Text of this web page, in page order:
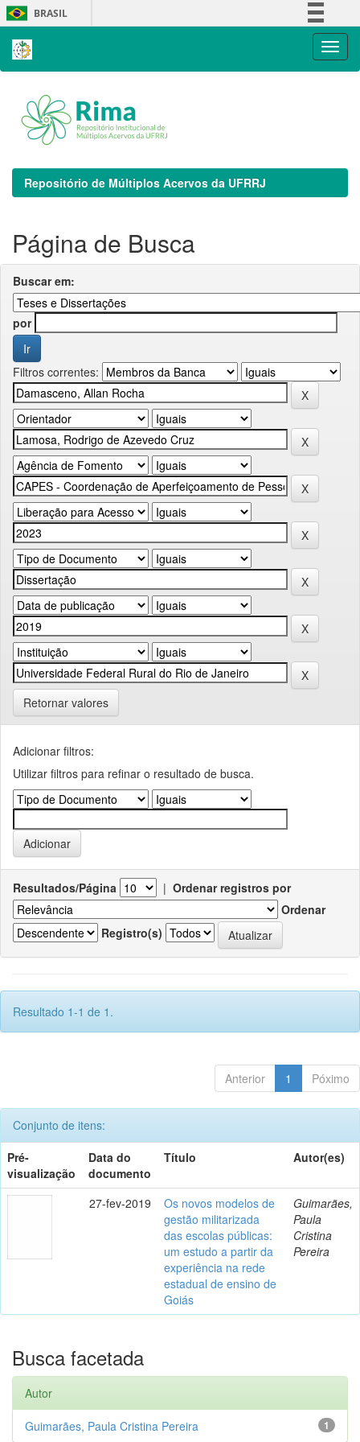
Skip
navigation
BRASIL
Repositório de Múltiplos Acervos da UFRRJ
Página de Busca
Buscar em:
por
Filtros correntes:
Retornar valores
Adicionar filtros:
Utilizar filtros para refinar o resultado de busca.
Resultados/Página | Ordenar registros por
Ordenar
Registro(s)
Resultado 1-1 de 1.
Anterior 1 Póximo
Conjunto de itens:
Pré-
visualização
Data do
documento
Título Autor(es)
27-fev-2019
Os novos modelos de
gestão militarizada
das escolas públicas:
um estudo a partir da
experiência na rede
estadual de ensino de
Goiás
Guimarães,
Paula
Cristina
Pereira
Busca facetada
Autor
1
Guimarães, Paula Cristina Pereira